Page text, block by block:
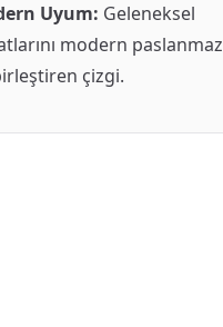
Uyum: Geleneksel
modern paslanmaz
çizgi.